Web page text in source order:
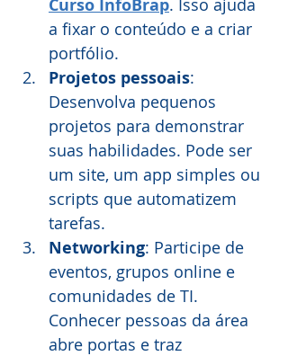
Curso InfoBrap
a fixar o conteúdo e a criar
portfólio.
Projetos pessoais:
Desenvolva pequenos
projetos para demonstrar
suas habilidades. Pode ser
um site, um app simples ou
scripts que automatizem
tarefas.
Networking: Participe de
eventos, grupos online e
comunidades de TI.
Conhecer pessoas da área
abre portas e traz